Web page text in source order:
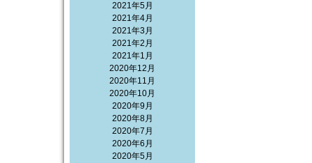
2021年5月
2021年4月
2021年3月
2021年2月
2021年1月
2020年12月
2020年11月
2020年10月
2020年9月
2020年8月
2020年7月
2020年6月
2020年5月